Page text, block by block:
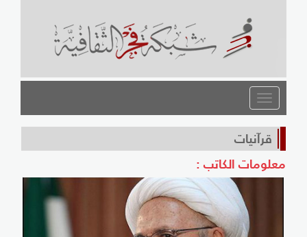
القائمة
قرآنيات
معلومات الكاتب :